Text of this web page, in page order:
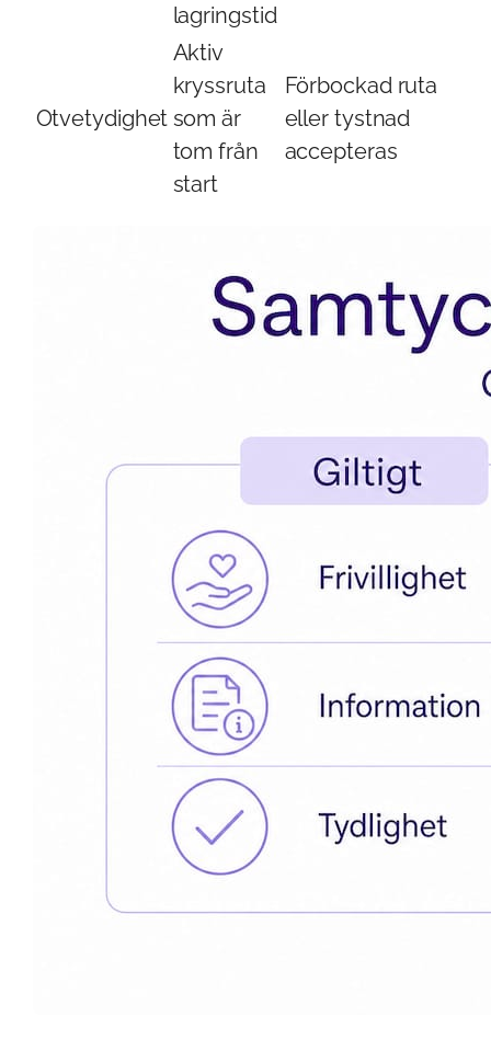
lagringstid
Otvetydighet
Aktiv
kryssruta
som är
tom från
start
Förbockad ruta
eller tystnad
accepteras